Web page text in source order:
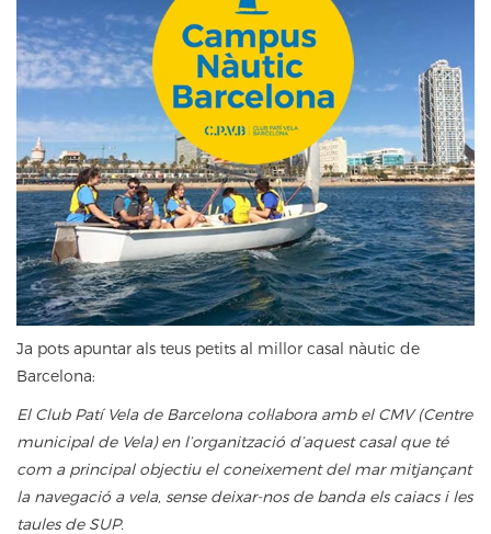
Ja pots apuntar als teus petits al millor casal nàutic de
Barcelona:
El Club Patí Vela de Barcelona col·labora amb el CMV (Centre
municipal de Vela) en l’organització d’aquest casal que té
com a principal objectiu el coneixement del marmitjançant
la navegació a vela, sense deixar-nos de banda els caiacsi les
taules de SUP.